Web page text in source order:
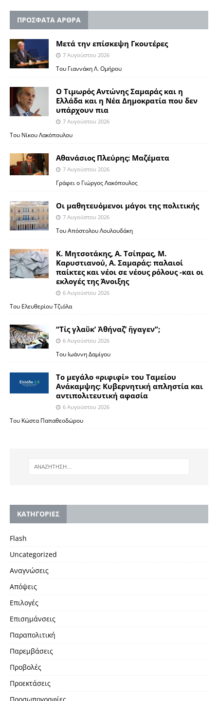
ΠΡΟΣΦΑΤΑ ΑΡΘΡΑ
Μετά την επίσκεψη Γκουτέρες
7 Αυγούστου 2026
Του Γιαννάκη Λ. Ομήρου
Ο Τιμωρός Αντώνης Σαμαράς και η
Ελλάδα και η Νέα Δημοκρατία που δεν
υπάρχουν πια
7 Αυγούστου 2026
Του Νίκου Λακόπουλου
Αθανάσιος Πλεύρης: Μαζέματα
7 Αυγούστου 2026
Γράφει ο Γιώργος Λακόπουλος
Οι μαθητευόμενοι μάγοι της πολιτικής
7 Αυγούστου 2026
Του Απόστολου Λουλουδάκη
Κ. Μητσοτάκης, Α. Τσίπρας, Μ.
Καρυστιανού, Α. Σαμαράς: παλαιοί
παίκτες και νέοι σε νέους ρόλους -και οι
εκλογές της Άνοιξης
6 Αυγούστου 2026
Του Ελευθερίου Τζιόλα
“Τίς γλαῦκ’ Ἀθήναζ’ ἤγαγεν”;
6 Αυγούστου 2026
Του Ιωάννη Δαμίγου
Το μεγάλο «ριφιφί» του Ταμείου
Ανάκαμψης: Κυβερνητική απληστία και
αντιπολιτευτική αφασία
6 Αυγούστου 2026
Του Κώστα Παπαθεοδώρου
KΑΤΗΓΟΡΙΕΣ
Flash
Uncategorized
Αναγνώσεις
Απόψεις
Επιλογές
Επισημάνσεις
Παραπολιτική
Παρεμβάσεις
Προβολές
Προεκτάσεις